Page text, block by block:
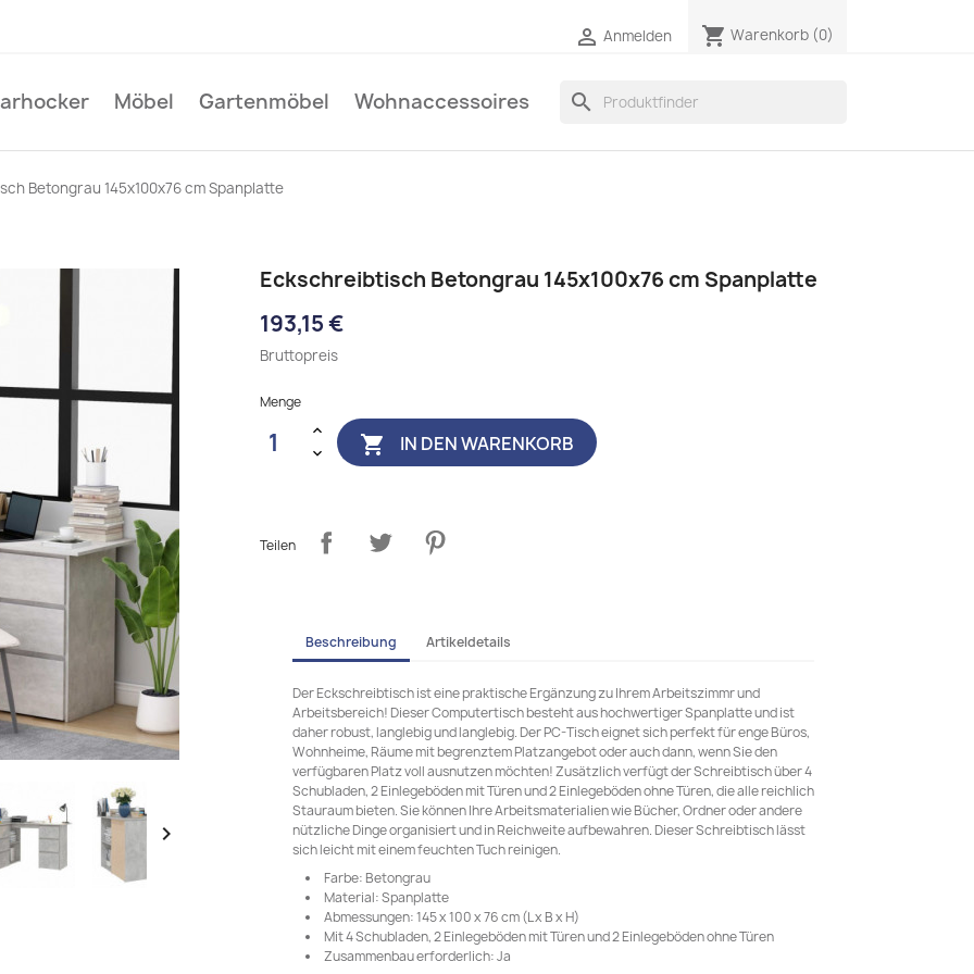
 Anmelden shopping_cart Warenkorb (0)
Möbel Gartenmöbel Wohnaccessoires search
Betongrau 145x100x76 cm Spanplatte

Eckschreibtisch Betongrau 145x100x76 cm Spanplatte
193,15 €
Bruttopreis
Menge
 IN DEN WARENKORB
Teilen
Beschreibung Artikeldetails
Der Eckschreibtisch ist eine praktische Ergänzung zu Ihrem Arbeitszimmr und
Arbeitsbereich! Dieser Computertisch besteht aus hochwertiger Spanplatte und ist
daher robust, langlebig und langlebig. Der PC-Tisch eignet sich perfekt für enge Büros,
Wohnheime, Räume mit begrenztem Platzangebot oder auch dann, wenn Sie den
verfügbaren Platz voll ausnutzen möchten! Zusätzlich verfügt der Schreibtisch über 4
Schubladen, 2 Einlegeböden mit Türen und 2 Einlegeböden ohne Türen, die alle reichlich
Stauraum bieten. Sie können Ihre Arbeitsmaterialien wie Bücher, Ordner oder andere
nützliche Dinge organisiert und in Reichweite aufbewahren. Dieser Schreibtisch lässt
sich leicht mit einem feuchten Tuch reinigen.
Farbe: Betongrau
Material: Spanplatte
Abmessungen: 145 x 100 x 76 cm (L x B x H)
Mit 4 Schubladen, 2 Einlegeböden mit Türen und 2 Einlegeböden ohne Türen
Zusammenbau erforderlich: Ja